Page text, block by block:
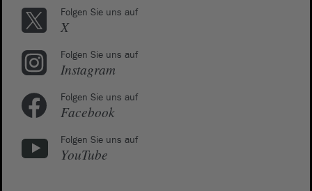
Folgen Sie uns auf
X
Folgen Sie uns auf
Instagram
Folgen Sie uns auf
Facebook
Folgen Sie uns auf
YouTube